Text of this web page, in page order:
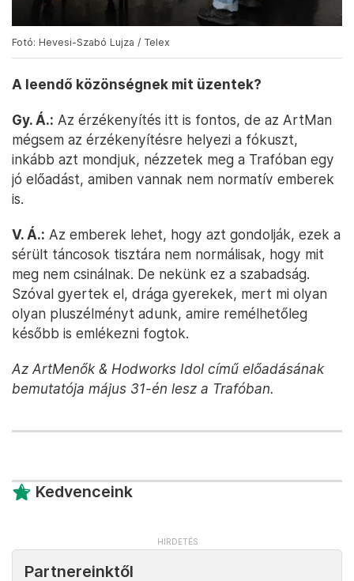
Fotó: Hevesi-Szabó Lujza / Telex
A leendő közönségnek mit üzentek?
Gy. Á.: Az érzékenyítés itt is fontos, de az ArtMan
mégsem az érzékenyítésre helyezi a fókuszt,
inkább azt mondjuk, nézzetek meg a Trafóban egy
jó előadást, amiben vannak nem normatív emberek
is.
V. Á.: Az emberek lehet, hogy azt gondolják, ezek a
sérült táncosok tisztára nem normálisak, hogy mit
meg nem csinálnak. De nekünk ez a szabadság.
Szóval gyertek el, drága gyerekek, mert mi olyan
olyan pluszélményt adunk, amire remélhetőleg
később is emlékezni fogtok.
Az ArtMenők & Hodworks Idol című előadásának
bemutatója május 31-én lesz a Trafóban.
Kedvenceink
Partnereinktől